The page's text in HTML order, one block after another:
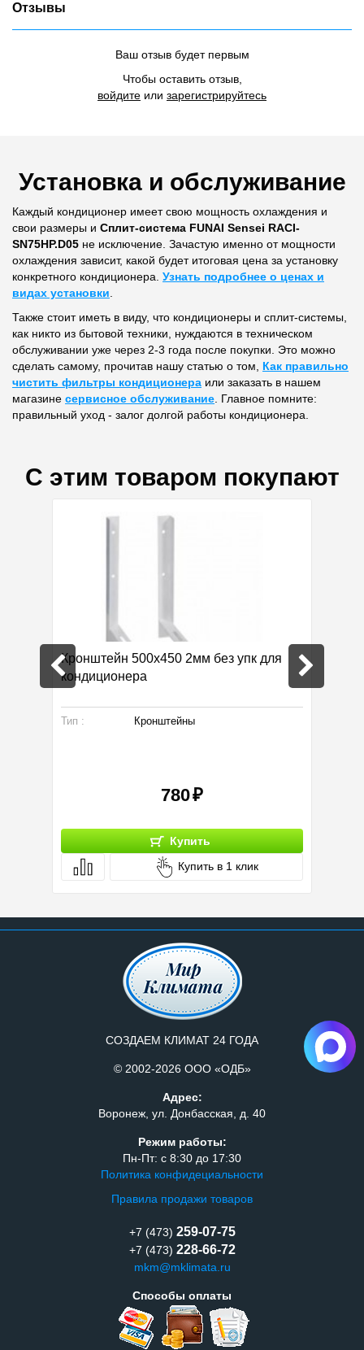
Отзывы
Ваш отзыв будет первым
Чтобы оставить отзыв,
войдите или зарегистрируйтесь
Установка и обслуживание
Каждый кондиционер имеет свою мощность охлаждения и
свои размеры и Сплит-система FUNAI Sensei RACI-
SN75HP.D05 не исключение. Зачастую именно от мощности
охлаждения зависит, какой будет итоговая цена за установку
конкретного кондиционера. Узнать подробнее о ценах и
видах установки
Также стоит иметь в виду, что кондиционеры и сплит-системы,
как никто из бытовой техники, нуждаются в техническом
обслуживании уже через 2-3 года после покупки. Это можно
сделать самому, прочитав нашу статью о том, Как правильно
чистить фильтры кондиционера или заказать в нашем
магазине сервисное обслуживание . Главное помните:
правильный уход - залог долгой работы кондиционера.
С этим товаром покупают
Кронштейн 500х450 2мм без упк для
кондиционера
Тип : Кронштейны
780
Купить
Купить в 1 клик
СОЗДАЕМ КЛИМАТ 24 ГОДА
© 2002-2026 ООО «ОДБ»
Адрес:
Воронеж, ул. Донбасская, д. 40
Режим работы:
Пн-Пт: с 8:30 до 17:30
Политика конфидециальности
Правила продажи товаров
+7 (473) 259-07-75
+7 (473) 228-66-72
mkm@mklimata.ru
Способы оплаты